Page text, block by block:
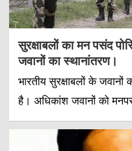
सुरक्षाबलों का मन पसंद
जवानों का स्थानांतरण।
भारतीय सुरक्षाबलों के
है। अधिकांश जवानों को